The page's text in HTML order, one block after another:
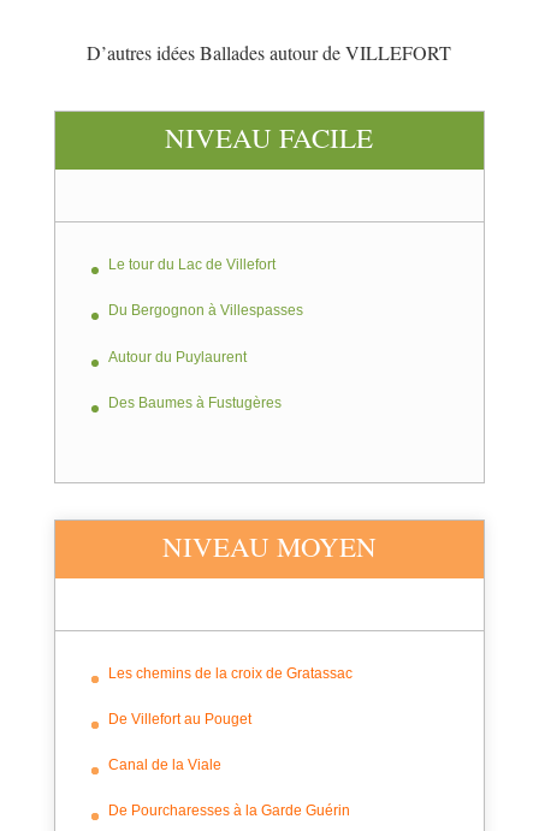
D’autres idées Ballades autour de VILLEFORT
NIVEAU FACILE
Le tour du Lac de Villefort
Du Bergognon à Villespasses
Autour du Puylaurent
Des Baumes à Fustugères
NIVEAU MOYEN
Les chemins de la croix de Gratassac
De Villefort au Pouget
Canal de la Viale
De Pourcharesses à la Garde Guérin